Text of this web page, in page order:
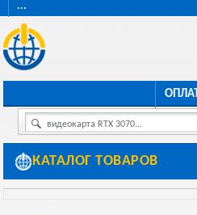
···
видеокарта RTX 3070...
КАТАЛОГ ТОВАРОВ